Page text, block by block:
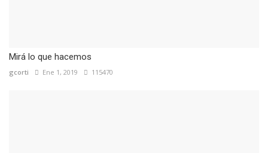
Mirá lo que hacemos
gcorti Ene 1, 2019 115470